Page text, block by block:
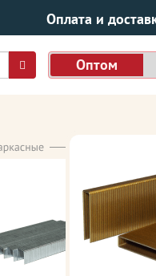
Оплата и
Оптом